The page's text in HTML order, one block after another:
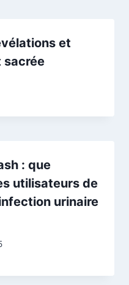
et
sacrée
: que
utilisateurs de
urinaire